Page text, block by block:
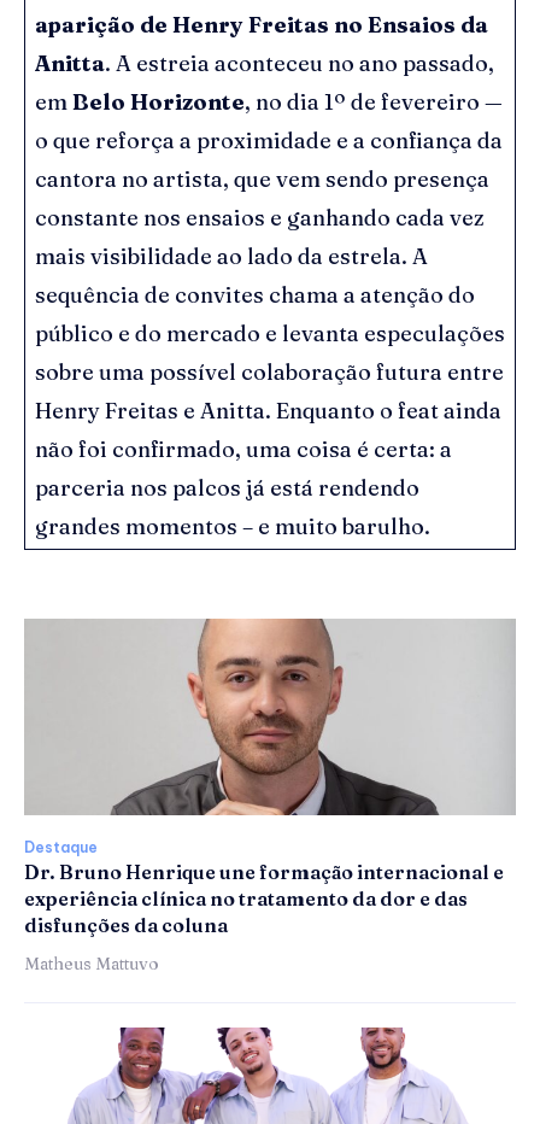
aparição de Henry Freitas no Ensaios da
Anitta. A estreia aconteceu no ano passado,
emBelo Horizonte, no dia 1º de fevereiro —
o que reforça a proximidade e a confiança da
cantora no artista, que vem sendo presença
constante nos ensaios e ganhando cada vez
mais visibilidade ao lado da estrela. A
sequência de convites chama a atenção do
público e do mercado e levanta especulações
sobre uma possível colaboração futura entre
Henry Freitas e Anitta. Enquanto o feat ainda
não foi confirmado, uma coisa é certa: a
parceria nos palcos já está rendendo
grandes momentos – e muito barulho.
Destaque
Dr. Bruno Henrique une formação internacional e
experiência clínica no tratamento da dor e das
disfunções da coluna
Matheus Mattuvo